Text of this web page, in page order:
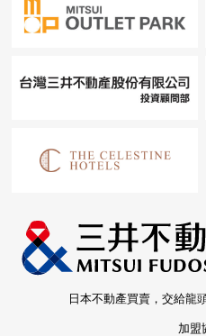
日本不動產買賣，交給龍
加盟